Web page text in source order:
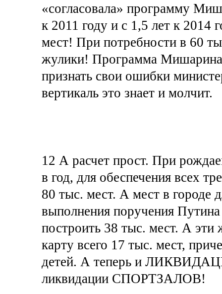
«согласовала» программу
к 2011 году и с 1,5 лет к 2014
мест! При потребности в 60
жулики! Программа Мишарина
признать свои ошибки
вертикаль это знает и молчит.
12 А расчет прост. При
в год, для обеспечения всех
80 тыс. мест. А мест в городе
выполнения поручения
построить 38 тыс. мест. А
карту всего 17 тыс. мест,
детей. А теперь и
ликвидации СПОРТЗАЛОВ!